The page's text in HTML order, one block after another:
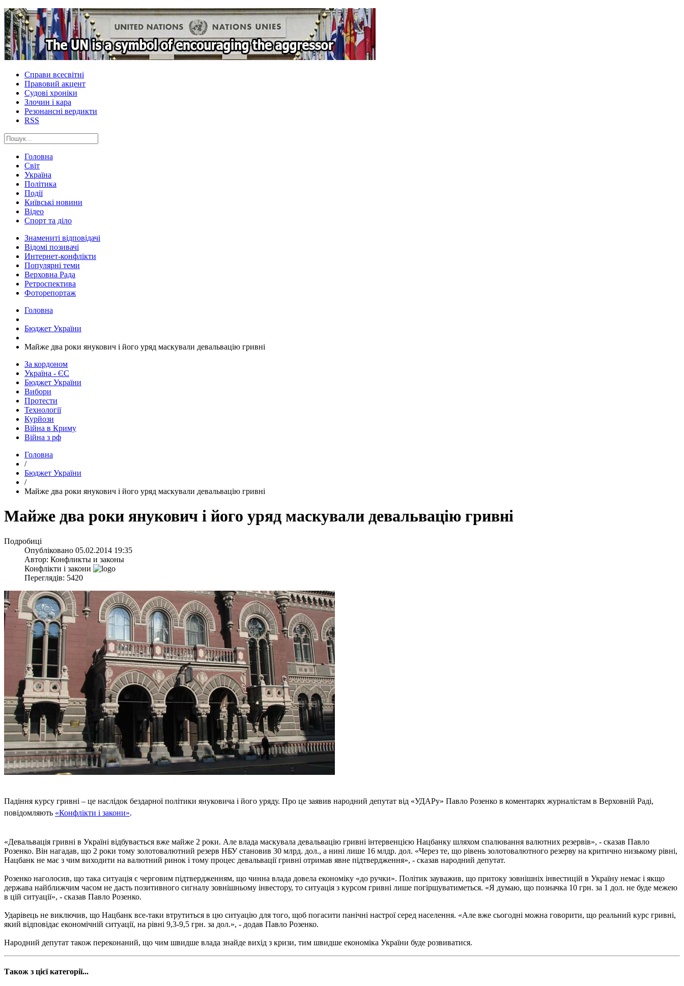
Справи всесвітні
Правовий акцент
Судові хроніки
Злочин і кара
Резонансні вердикти
RSS
Головна
Світ
Україна
Політика
Події
Київські новини
Відео
Спорт та діло
Знамениті відповідачі
Відомі позивачі
Интернет-конфлікти
Популярні теми
Верховна Рада
Ретроспектива
Фоторепортаж
Головна
Бюджет України
Майже два роки янукович і його уряд маскували девальвацію гривні
За кордоном
Україна - ЄС
Бюджет України
Вибори
Протести
Технології
Курйози
Війна в Криму
Війна з рф
Головна
/
Бюджет України
/
Майже два роки янукович і його уряд маскували девальвацію гривні
Майже два роки янукович і його уряд маскували девальвацію гривні
Подробиці
Опубліковано 05.02.2014 19:35
Автор: Конфликты и законы
Конфлікти і закони
Переглядів: 5420
Падіння курсу гривні – це наслідок бездарної політики януковича і його уряду. Про це заявив народний депутат від «УДАРу» Павло Розенко в коментарях журналістам в Верховній Раді,
повідомляють «Конфлікти і закони».
«Девальвація гривні в Україні відбувається вже майже 2 роки. Але влада маскувала девальвацію гривні інтервенцією Нацбанку шляхом спалювання валютних резервів», - сказав Павло
Розенко. Він нагадав, що 2 роки тому золотовалютний резерв НБУ становив 30 млрд. дол., а нині лише 16 млдр. дол. «Через те, що рівень золотовалютного резерву на критично низькому рівні,
Нацбанк не має з чим виходити на валютний ринок і тому процес девальвації гривні отримав явне підтвердження», - сказав народний депутат.
Розенко наголосив, що така ситуація є черговим підтвердженням, що чинна влада довела економіку «до ручки». Політик зауважив, що притоку зовнішніх інвестицій в Україну немає і якщо
держава найближчим часом не дасть позитивного сигналу зовнішньому інвестору, то ситуація з курсом гривні лише погіршуватиметься. «Я думаю, що позначка 10 грн. за 1 дол. не буде межею
в цій ситуації», - сказав Павло Розенко.
Ударівець не виключив, що Нацбанк все-таки втрутиться в цю ситуацію для того, щоб погасити панічні настрої серед населення. «Але вже сьогодні можна говорити, що реальний курс гривні,
який відповідає економічній ситуації, на рівні 9,3-9,5 грн. за дол.», - додав Павло Розенко.
Народний депутат також переконаний, що чим швидше влада знайде вихід з кризи, тим швидше економіка України буде розвиватися.
Також з цієї категорії...